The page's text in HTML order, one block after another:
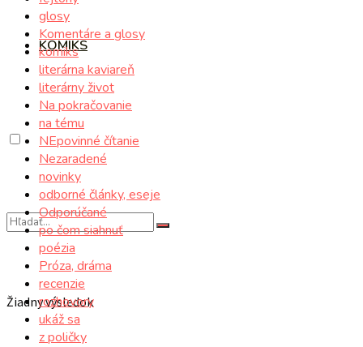
KOMIKS
Žiadny výsledok
glosy
Komentáre a glosy
komiks
literárna kaviareň
literárny život
Na pokračovanie
na tému
NEpovinné čítanie
Nezaradené
novinky
odborné články, eseje
Odporúčané
po čom siahnuť
poézia
Próza, dráma
recenzie
rozhovory
ukáž sa
z poličky